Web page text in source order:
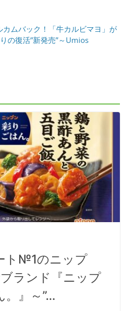
カムバック！「牛カルビマヨ」が
の復活”新発売”～Umios
ト№1のニップ
ランド『ニップ
。』～”…